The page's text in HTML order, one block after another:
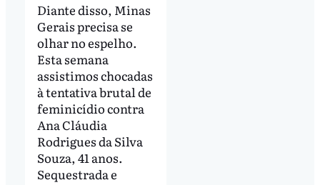
Diante disso, Minas
Gerais precisa se
olhar no espelho.
Esta semana
assistimos chocadas
à tentativa brutal de
feminicídio contra
Ana Cláudia
Rodrigues da Silva
Souza, 41 anos.
Sequestrada e